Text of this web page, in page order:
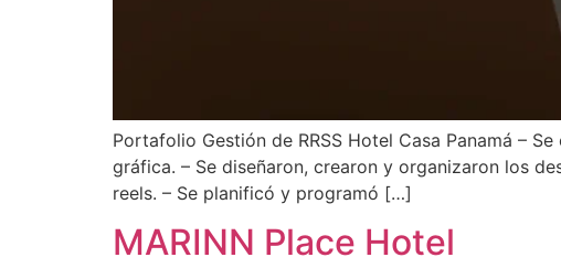
Portafolio Gestión de RRSS Hotel Casa Panamá –
gráfica. – Se diseñaron, crearon y organizaron los
reels. – Se planificó y programó […]
MARINN Place Hotel